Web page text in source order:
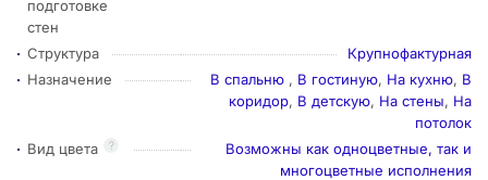
подготовке
стен
Структура
Крупнофактурная
Назначение
В спальню , В гостиную, На кухню, В
коридор, В детскую, На стены, На
потолок
?
Вид цвета
Возможны как одноцветные, так и
многоцветные исполнения